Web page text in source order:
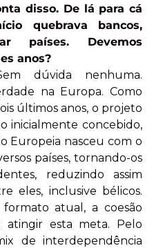
disso. De lá para cá
quebrava bancos,
países. Devemos
anos?
dúvida nenhuma.
na Europa. Como
últimos anos, o projeto
inicialmente concebido,
Europeia nasceu com o
países, tornando-os
reduzindo assim
eles, inclusive bélicos.
atual, a coesão
atingir esta meta. Pelo
de interdependência